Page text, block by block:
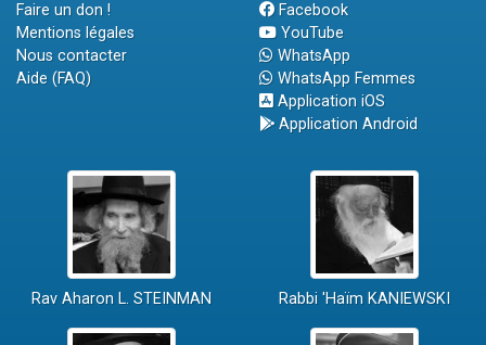
Faire un don !
Mentions légales
Nous contacter
Aide (FAQ)
Facebook
YouTube
WhatsApp
WhatsApp Femmes
Application iOS
Application Android
Rav Aharon L. STEINMAN Rabbi 'Haïm KANIEWSKI